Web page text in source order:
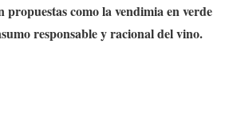
propuestas como la vendimia en verde
responsable y racional del vino.